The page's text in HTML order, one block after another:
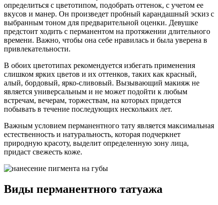
определиться с цветотипом, подобрать оттенок, с учетом ее
вкусов и манер. Он произведет пробный карандашный эскиз с
выбранным тоном для предварительной оценки. Девушке
предстоит ходить с перманентом на протяжении длительного
времени. Важно, чтобы она себе нравилась и была уверена в
привлекательности.
В обоих цветотипах рекомендуется избегать применения
слишком ярких цветов и их оттенков, таких как красный,
алый, бордовый, ярко-сливовый. Вызывающий макияж не
является универсальным и не может подойти к любым
встречам, вечерам, торжествам, на которых придется
побывать в течение последующих нескольких лет.
Важным условием перманентного тату является максимальная
естественность и натуральность, которая подчеркнет
природную красоту, выделит определенную зону лица,
придаст свежесть коже.
Виды перманентного татуажа